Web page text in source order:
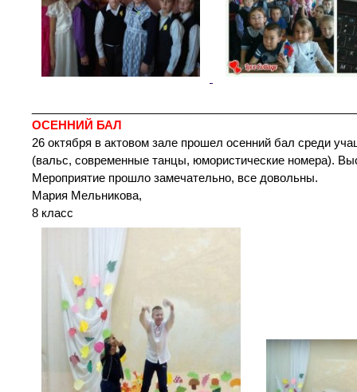
ОСЕННИЙ БАЛ
26 октября в актовом зале прошел осенний бал среди
(вальс, современные танцы, юмористические номера).
Мероприятие прошло замечательно, все довольны.
Мария Мельникова,
8 класс